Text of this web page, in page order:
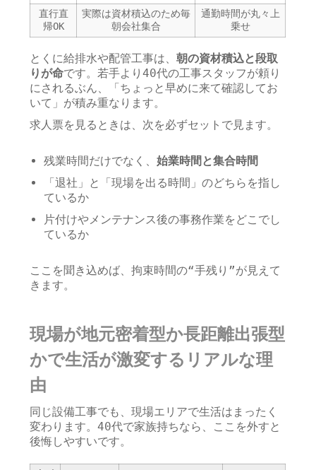
直行直
帰OK
実際は資材積込のため毎
朝会社集合
通勤時間が丸々上
乗せ
とくに給排水や配管工事は、朝の資材積込と段取
りが命です。若手より40代の工事スタッフが頼り
にされるぶん、「ちょっと早めに来て確認してお
いて」が積み重なります。
求人票を見るときは、次を必ずセットで見ます。
残業時間だけでなく、始業時間と集合時間
「退社」と「現場を出る時間」のどちらを指し
ているか
片付けやメンテナンス後の事務作業をどこでし
ているか
ここを聞き込めば、拘束時間の“手残り”が見えて
きます。
現場が地元密着型か長距離出張型
かで生活が激変するリアルな理
由
同じ設備工事でも、現場エリアで生活はまったく
変わります。40代で家族持ちなら、ここを外すと
後悔しやすいです。